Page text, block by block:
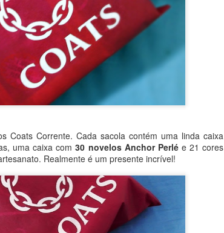
Coats Corrente. Cada sacola contém uma linda caixa
uma caixa com30 novelos Anchor Perlée 21 cores
Realmente é um presente incrível!
PDF, para que assim você
e ampliar o quanto
AQUI
grande abraço! 👑